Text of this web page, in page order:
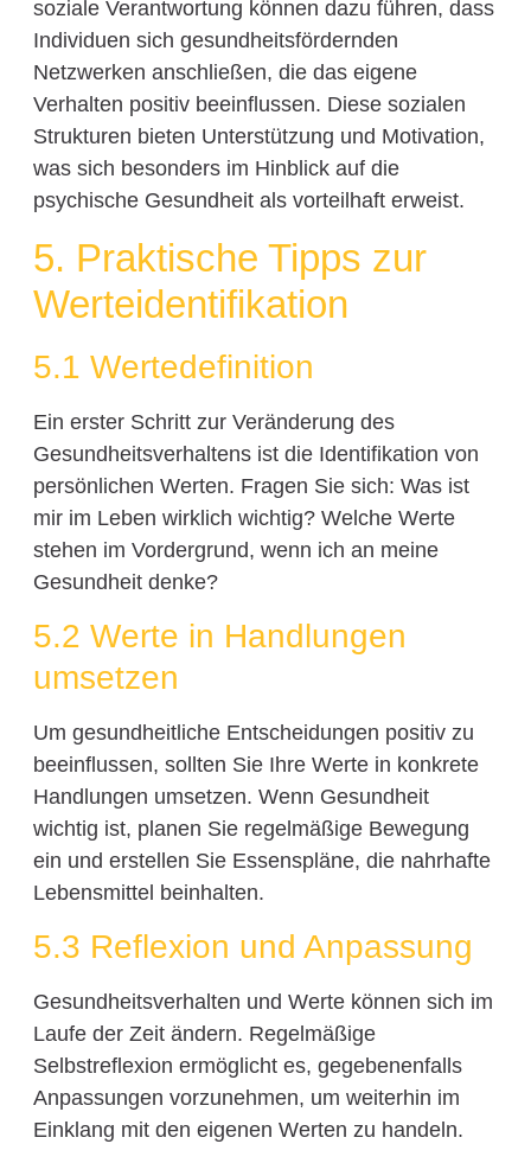
soziale Verantwortung können dazu führen, dass
Individuen sich gesundheitsfördernden
Netzwerken anschließen, die das eigene
Verhalten positiv beeinflussen. Diese sozialen
Strukturen bieten Unterstützung und Motivation,
was sich besonders im Hinblick auf die
psychische Gesundheit als vorteilhaft erweist.
5. Praktische Tipps zur
Werteidentifikation
5.1 Wertedefinition
Ein erster Schritt zur Veränderung des
Gesundheitsverhaltens ist die Identifikation von
persönlichen Werten. Fragen Sie sich: Was ist
mir im Leben wirklich wichtig? Welche Werte
stehen im Vordergrund, wenn ich an meine
Gesundheit denke?
5.2 Werte in Handlungen
umsetzen
Um gesundheitliche Entscheidungen positiv zu
beeinflussen, sollten Sie Ihre Werte in konkrete
Handlungen umsetzen. Wenn Gesundheit
wichtig ist, planen Sie regelmäßige Bewegung
ein und erstellen Sie Essenspläne, die nahrhafte
Lebensmittel beinhalten.
5.3 Reflexion und Anpassung
Gesundheitsverhalten und Werte können sich im
Laufe der Zeit ändern. Regelmäßige
Selbstreflexion ermöglicht es, gegebenenfalls
Anpassungen vorzunehmen, um weiterhin im
Einklang mit den eigenen Werten zu handeln.